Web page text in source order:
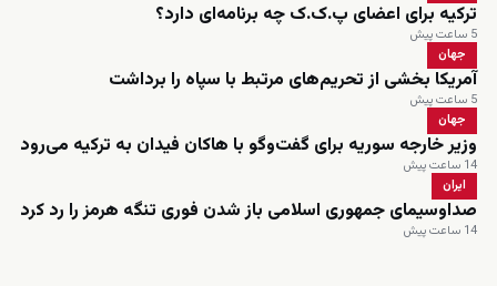
ترکیه برای اعضای پ.ک.ک چه برنامه‌ای دارد؟
5 ساعت پیش
جهان
آمریکا بخشی از تحریم‌های مرتبط با سپاه را برداشت
5 ساعت پیش
جهان
وزیر خارجه سوریه برای گفت‌وگو با هاکان فیدان به ترکیه می‌رود
14 ساعت پیش
ایران
صداوسیمای جمهوری اسلامی باز شدن فوری تنگه هرمز را رد کرد
14 ساعت پیش